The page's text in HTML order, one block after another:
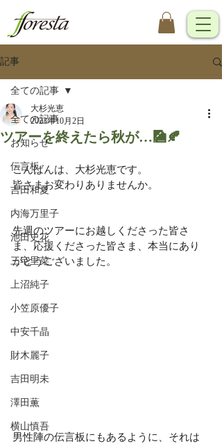
記事
全ての記事
お知らせ
伝言板
吉田和夏
内海万里子
池田史花
三宅里菜
上沼純子
小笠原優子
中安千晶
財木麗子
吉田明未
澤田薫
横山慎吾
全ての記事
ツアーを終えたら秋が…🎑🍂
大杉光恵
2023年10月2日
こんばんは、大杉光恵です。
皆さまお変わりありませんか。
先週のツアーにお越しくださった皆さ
ま、応援くださった皆さま、本当にあり
がとうございました。
男性陣の伝言板にもあるように、それは